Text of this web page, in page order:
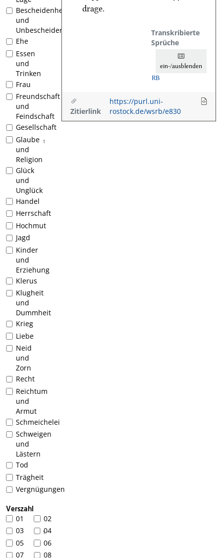
Bescheidenheit
und
Unbescheidenheit
Ehe
Essen
und
Trinken
Frau
Freundschaft
und
Feindschaft
Gesellschaft
1
Glaube
und
Religion
Glück
und
Unglück
Handel
Herrschaft
Hochmut
Jagd
Kinder
und
Erziehung
Klerus
Klugheit
und
Dummheit
Krieg
Liebe
Neid
und
Zorn
Recht
Reichtum
und
Armut
Schmeichelei
Schweigen
und
Lästern
Tod
Trägheit
Vergnügungen
Verszahl
01
02
03
104
05
06
07
08
drage.
Transkribierte
Sprüche
ein-/ausblenden
RB
Zitierlink
https://purl.uni-
rostock.de/wsrb/e830